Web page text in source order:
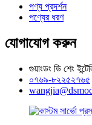
পণ্য প্রদর্শন
পণ্যের ধরণ
যোগাযোগ করুন
গুয়াংডং ডি শেং
০৭৬৯-৮২২৫২৭৬৫